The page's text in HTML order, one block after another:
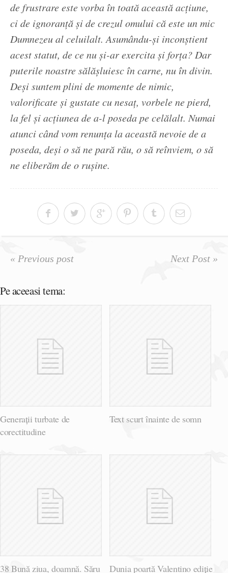
de frustrare este vorba în toată această acţiune,
ci de ignoranţă şi de crezul omului că este un mic
Dumnezeu al celuilalt. Asumându-şi inconştient
acest statut, de ce nu şi-ar exercita şi forţa? Dar
puterile noastre sălăşluiesc în carne, nu în divin.
Deşi suntem plini de momente de nimic,
valorificate şi gustate cu nesaţ, vorbele ne pierd,
la fel şi acţiunea de a-l poseda pe celălalt. Numai
atunci când vom renunţa la această nevoie de a
poseda, deşi o să ne pară rău, o să reînviem, o să
ne eliberăm de o ruşine.
« Previous post Next Post »
Pe aceeasi tema:
Generații turbate de
corectitudine
Text scurt înainte de somn
38 Bună ziua, doamnă. Săru Dunia poartă Valentino ediție